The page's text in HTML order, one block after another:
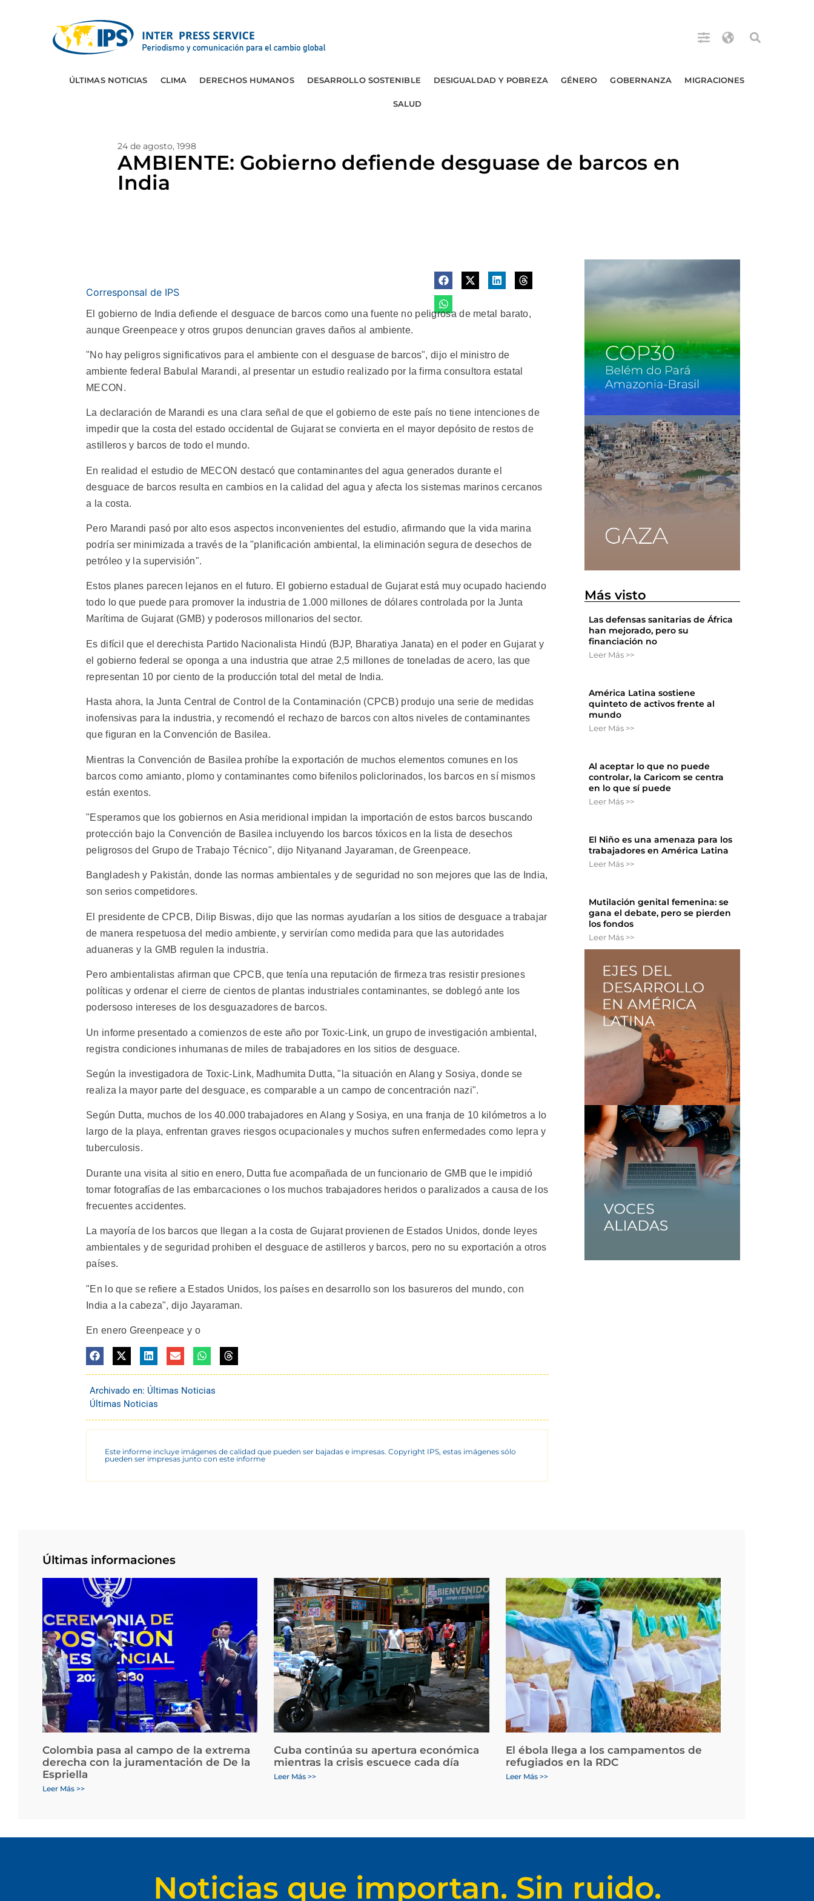
ÚLTIMAS NOTICIAS CLIMA DERECHOS HUMANOS DESARROLLO SOSTENIBLE DESIGUALDAD Y POBREZA GÉNERO GOBERNANZA MIGRACIONES
SALUD
24 de agosto, 1998
AMBIENTE: Gobierno defiende desguase de barcos en
India
Corresponsal de IPS
El gobierno de India defiende el desguace de barcos como una fuente no peligrosa de metal barato,
aunque Greenpeace y otros grupos denuncian graves daños al ambiente.
"No hay peligros significativos para el ambiente con el desguase de barcos", dijo el ministro de
ambiente federal Babulal Marandi, al presentar un estudio realizado por la firma consultora estatal
MECON.
La declaración de Marandi es una clara señal de que el gobierno de este país no tiene intenciones de
impedir que la costa del estado occidental de Gujarat se convierta en el mayor depósito de restos de
astilleros y barcos de todo el mundo.
En realidad el estudio de MECON destacó que contaminantes del agua generados durante el
desguace de barcos resulta en cambios en la calidad del agua y afecta los sistemas marinos cercanos
a la costa.
Pero Marandi pasó por alto esos aspectos inconvenientes del estudio, afirmando que la vida marina
podría ser minimizada a través de la "planificación ambiental, la eliminación segura de desechos de
petróleo y la supervisión".
Estos planes parecen lejanos en el futuro. El gobierno estadual de Gujarat está muy ocupado haciendo
todo lo que puede para promover la industria de 1.000 millones de dólares controlada por la Junta
Marítima de Gujarat (GMB) y poderosos millonarios del sector.
Es difícil que el derechista Partido Nacionalista Hindú (BJP, Bharatiya Janata) en el poder en Gujarat y
el gobierno federal se oponga a una industria que atrae 2,5 millones de toneladas de acero, las que
representan 10 por ciento de la producción total del metal de India.
Hasta ahora, la Junta Central de Control de la Contaminación (CPCB) produjo una serie de medidas
inofensivas para la industria, y recomendó el rechazo de barcos con altos niveles de contaminantes
que figuran en la Convención de Basilea.
Mientras la Convención de Basilea prohíbe la exportación de muchos elementos comunes en los
barcos como amianto, plomo y contaminantes como bifenilos policlorinados, los barcos en sí mismos
están exentos.
"Esperamos que los gobiernos en Asia meridional impidan la importación de estos barcos buscando
protección bajo la Convención de Basilea incluyendo los barcos tóxicos en la lista de desechos
peligrosos del Grupo de Trabajo Técnico", dijo Nityanand Jayaraman, de Greenpeace.
Bangladesh y Pakistán, donde las normas ambientales y de seguridad no son mejores que las de India,
son serios competidores.
El presidente de CPCB, Dilip Biswas, dijo que las normas ayudarían a los sitios de desguace a trabajar
de manera respetuosa del medio ambiente, y servirían como medida para que las autoridades
aduaneras y la GMB regulen la industria.
Pero ambientalistas afirman que CPCB, que tenía una reputación de firmeza tras resistir presiones
políticas y ordenar el cierre de cientos de plantas industriales contaminantes, se doblegó ante los
podersoso intereses de los desguazadores de barcos.
Un informe presentado a comienzos de este año por Toxic-Link, un grupo de investigación ambiental,
registra condiciones inhumanas de miles de trabajadores en los sitios de desguace.
Según la investigadora de Toxic-Link, Madhumita Dutta, "la situación en Alang y Sosiya, donde se
realiza la mayor parte del desguace, es comparable a un campo de concentración nazi".
Según Dutta, muchos de los 40.000 trabajadores en Alang y Sosiya, en una franja de 10 kilómetros a lo
largo de la playa, enfrentan graves riesgos ocupacionales y muchos sufren enfermedades como lepra y
tuberculosis.
Durante una visita al sitio en enero, Dutta fue acompañada de un funcionario de GMB que le impidió
tomar fotografías de las embarcaciones o los muchos trabajadores heridos o paralizados a causa de los
frecuentes accidentes.
La mayoría de los barcos que llegan a la costa de Gujarat provienen de Estados Unidos, donde leyes
ambientales y de seguridad prohiben el desguace de astilleros y barcos, pero no su exportación a otros
países.
"En lo que se refiere a Estados Unidos, los países en desarrollo son los basureros del mundo, con
India a la cabeza", dijo Jayaraman.
En enero Greenpeace y o
Archivado en: Últimas Noticias
Últimas Noticias
Este informe incluye imágenes de calidad que pueden ser bajadas e impresas. Copyright IPS, estas imágenes sólo
pueden ser impresas junto con este informe
Más visto
Las defensas sanitarias de África
han mejorado, pero su
financiación no
Leer Más >>
América Latina sostiene
quinteto de activos frente al
mundo
Leer Más >>
Al aceptar lo que no puede
controlar, la Caricom se centra
en lo que sí puede
Leer Más >>
El Niño es una amenaza para los
trabajadores en América Latina
Leer Más >>
Mutilación genital femenina: se
gana el debate, pero se pierden
los fondos
Leer Más >>
Últimas informaciones
Colombia pasa al campo de la extrema
derecha con la juramentación de De la
Espriella
Leer Más >>
Cuba continúa su apertura económica
mientras la crisis escuece cada día
Leer Más >>
El ébola llega a los campamentos de
refugiados en la RDC
Leer Más >>
Noticias que importan. Sin ruido.